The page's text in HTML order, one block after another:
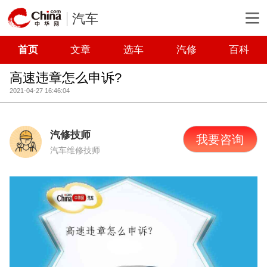
汽车
首页 文章 选车 汽修 百科
高速违章怎么申诉?
2021-04-27 16:46:04
汽修技师
汽车维修技师
我要咨询